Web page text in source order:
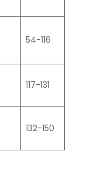
54-116
117-131
132-150